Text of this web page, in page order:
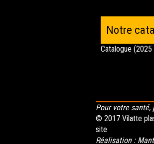
Notre
Catalogue
Pour votre
© 2017 Vilatte
site
Réalisation :